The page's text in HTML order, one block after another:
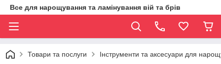
Все для нарощування та ламінування вій та брів
Товари та послуги Інструменти та аксесуари для